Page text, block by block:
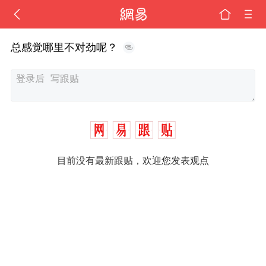
总感觉哪里不对劲呢？
目前没有最新跟贴，欢迎您发表观点